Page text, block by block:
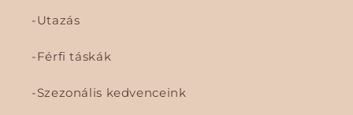
Utazás
Férfi táskák
Szezonális kedvenceink